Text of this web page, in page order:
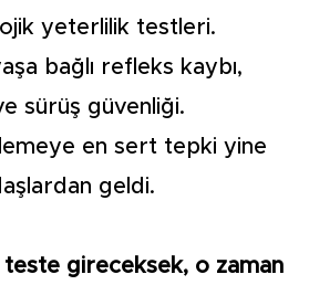
yeterlilik testleri.
bağlı refleks kaybı,
sürüş güvenliği.
en sert tepki yine
geldi.
teste gireceksek, o zaman